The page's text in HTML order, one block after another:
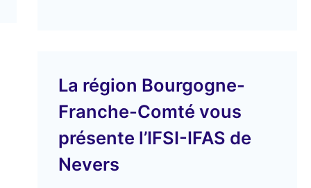
La région Bourgogne-
Franche-Comté vous
présente l’IFSI-IFAS de
Nevers